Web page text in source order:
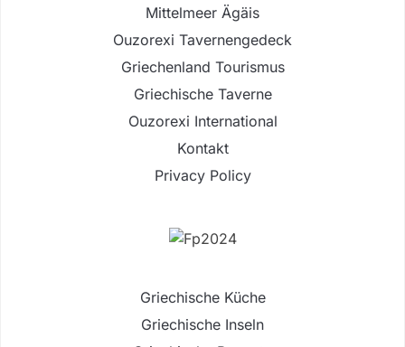
Mittelmeer Ägäis
Ouzorexi Tavernengedeck
Griechenland Tourismus
Griechische Taverne
Ouzorexi International
Kontakt
Privacy Policy
Griechische Küche
Griechische Inseln